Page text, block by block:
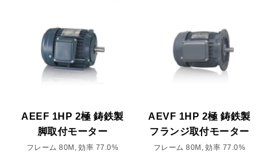
AEEF 1HP 2極 鋳鉄製
脚取付モーター
フレーム 80M, 効率 77.0%
AEVF 1HP 2極 鋳鉄製
フランジ取付モーター
フレーム 80M, 効率 77.0%